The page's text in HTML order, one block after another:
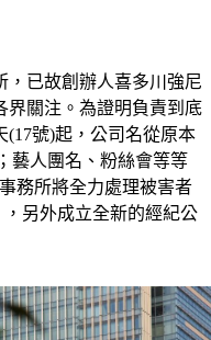
界關注。為證明負責到底
號)起，公司名從原本
藝人團名、粉絲會等等
務所將全力處理被害者
另外成立全新的經紀公